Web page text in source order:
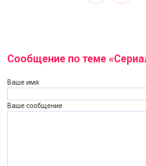
Сообщение по теме
Ваше имя
Ваше сообщение